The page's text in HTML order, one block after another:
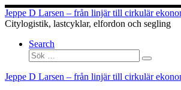
Hoppa
till
innehåll
Jeppe D Larsen – från linjär till cirkulär
Citylogistik, lastcyklar, elfordon och segling
Search
Sök
Sök
…
Jeppe D Larsen – från linjär till cirkulär